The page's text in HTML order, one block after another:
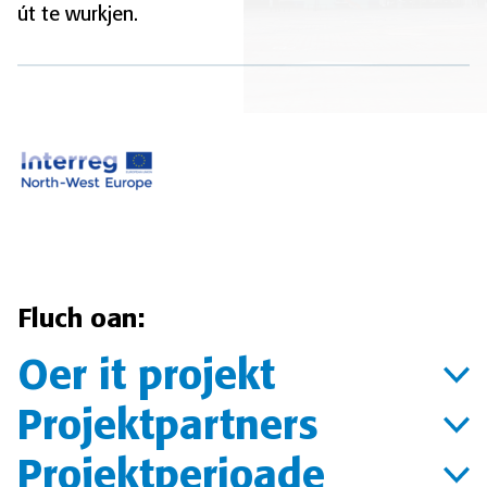
út te wurkjen.
Fluch oan:
Oer it projekt
Projektpartners
Projektperioade